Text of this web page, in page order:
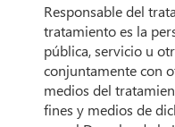
Responsable del
tratamiento es la
pública, servicio u
conjuntamente con
medios del
fines y medios de